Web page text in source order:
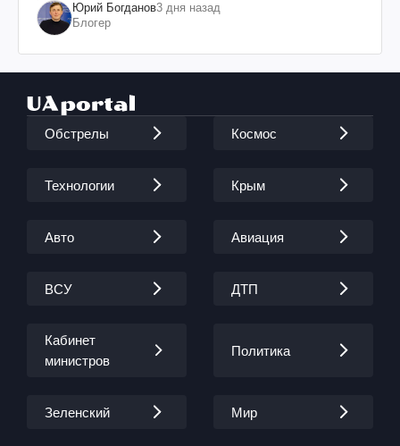
Юрий Богданов3 дня назад
Блогер
Обстрелы Космос
Технологии Крым
Авто Авиация
ВСУ ДТП
Кабинет
министров
Политика
Зеленский Мир